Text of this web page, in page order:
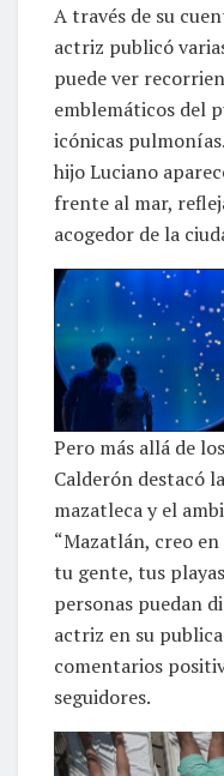
A través de su
actriz publicó
puede ver
emblemáticos del
icónicas
hijo Luciano
frente al mar,
acogedor de la
Pero más allá de
Calderón destacó
mazatleca y el
“Mazatlán, creo
tu gente, tus
personas puedan
actriz en su
comentarios
seguidores.